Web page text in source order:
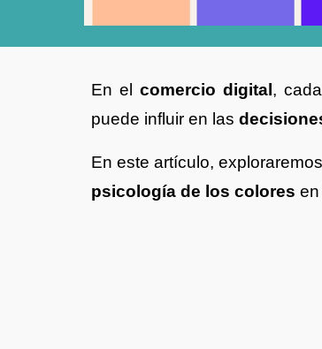
En el comercio digital ,
puede influir en las
En este artículo,
psicología de los colores